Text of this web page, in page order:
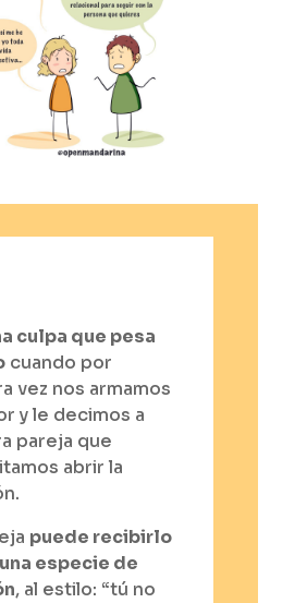
culpa que pesa
cuando por
vez nos armamos
y le decimos a
pareja que
abrir la
puede recibirlo
especie de
, al estilo: “tú no